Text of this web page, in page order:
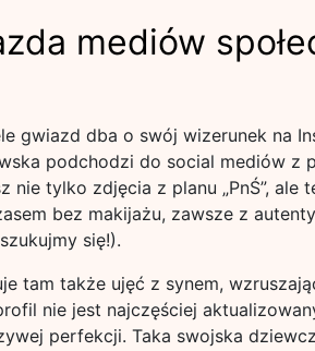
mediów
gwiazd dba o swój wizerunek na
podchodzi do social mediów z
nie tylko zdjęcia z planu „PnŚ”,
bez makijażu, zawsze z
się!).
tam także ujęć z synem,
nie jest najczęściej
perfekcji. Taka swojska